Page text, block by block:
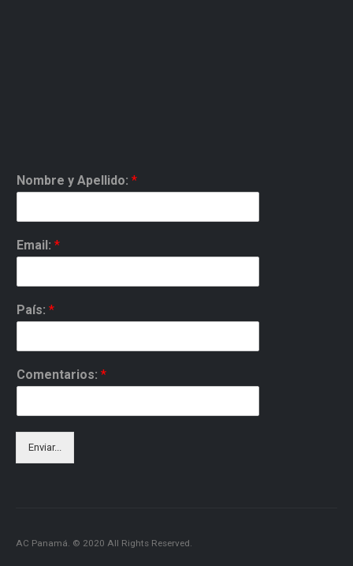
Nombre y Apellido: *
Email: *
País: *
Comentarios: *
Enviar...
AC Panamá. © 2020 All Rights Reserved.